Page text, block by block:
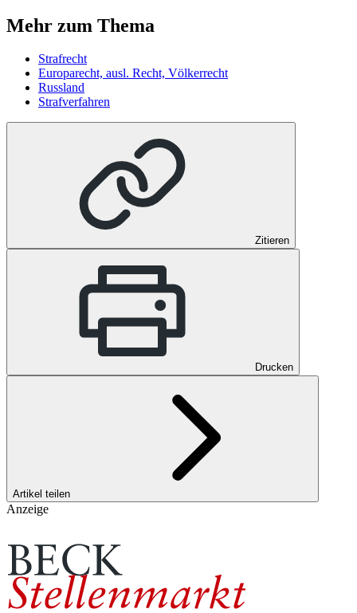
Mehr zum Thema
Strafrecht
Europarecht, ausl. Recht, Völkerrecht
Russland
Strafverfahren
Zitieren
Drucken
Artikel teilen
Anzeige